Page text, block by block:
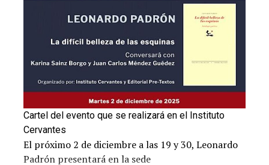
como el arroz, pero en realidad es un pseudocereal con
un contenido nutricional más interesante que este, al
sumar muchas más proteínas vegetales y otros
micronutrientes que la hacen muy beneficiosa para todo
tipo de dietas y edades. Es menos proteica que las
legumbres, pero sus proteínas son de buena calidad y
contienen aminoácidos de los que carecen cereales
como el maíz, la avena o el arroz.
Destaca también su mayor aporte de grasas de calidad,
destacando el contenido de omega 6 y omega 3, sin
Cartel del evento que se realizará en el Instituto
Cervantes
El próximo 2 de diciembre a las 19 y 30, Leonardo
Padrón presentará en la sede